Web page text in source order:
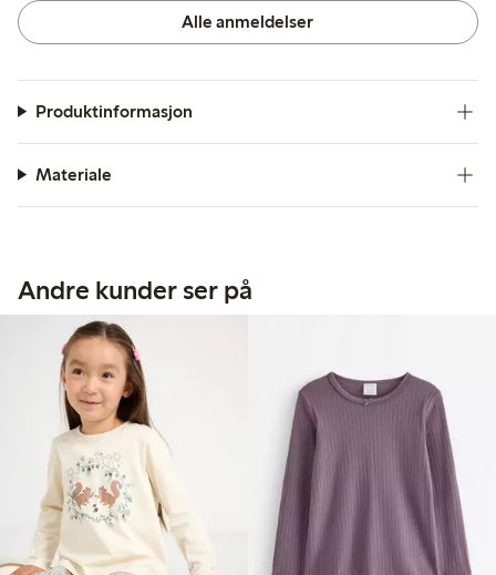
Alle anmeldelser
Produktinformasjon
Materiale
Andre kunder ser på